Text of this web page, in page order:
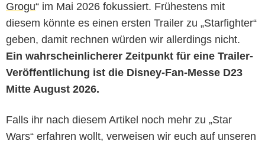
Grogu“ im Mai 2026 fokussiert. Frühestens mit
diesem könnte es einen ersten Trailer zu „Starfighter“
geben, damit rechnen würden wir allerdings nicht.
Ein wahrscheinlicherer Zeitpunkt für eine Trailer-
Veröffentlichung ist die Disney-Fan-Messe D23
Mitte August 2026.
Falls ihr nach diesem Artikel noch mehr zu „Star
Wars“ erfahren wollt, verweisen wir euch auf unseren